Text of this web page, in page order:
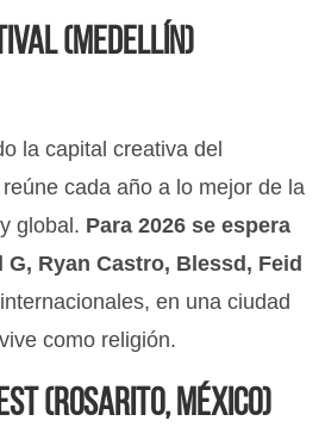
(Medellín)
la capital creativa del
cada año a lo mejor de la
global. Para 2026 se espera
Ryan Castro, Blessd, Feid
en una ciudad
como religión.
(Rosarito, México)